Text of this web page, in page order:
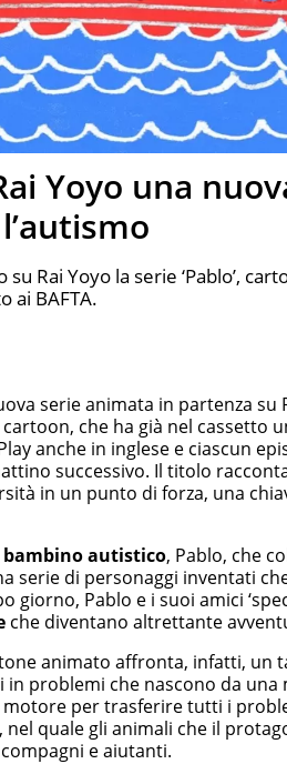
Yoyo una
Rai Yoyo la serie ‘Pablo’,
ai BAFTA.
serie animata in partenza su
che ha già nel cassetto
anche in inglese e ciascun
successivo. Il titolo
in un punto di forza, una
bambino autistico, Pablo, che
serie di personaggi inventati
giorno, Pablo e i suoi amici
che diventano altrettante
animato affronta, infatti, un
in problemi che nascono da una
motore per trasferire tutti i
, nel quale gli animali che il
e aiutanti.